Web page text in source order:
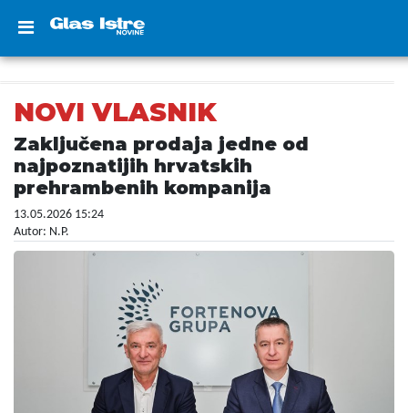
NOVI VLASNIK
Zaključena prodaja jedne od
najpoznatijih hrvatskih
prehrambenih kompanija
13.05.2026 15:24
Autor: N.P.